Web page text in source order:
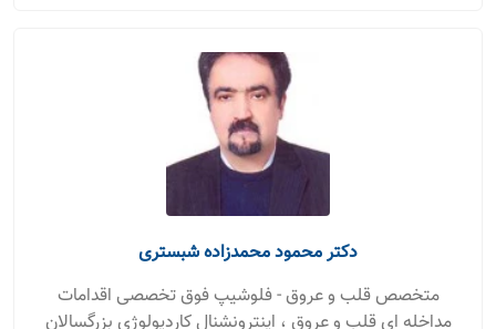
دکتر محمود محمدزاده شبستری
متخصص قلب و عروق - فلوشیپ فوق تخصصی اقدامات
مداخله ای قلب و عروق ، اینترونشنال کاردیولوژی بزرگسالان